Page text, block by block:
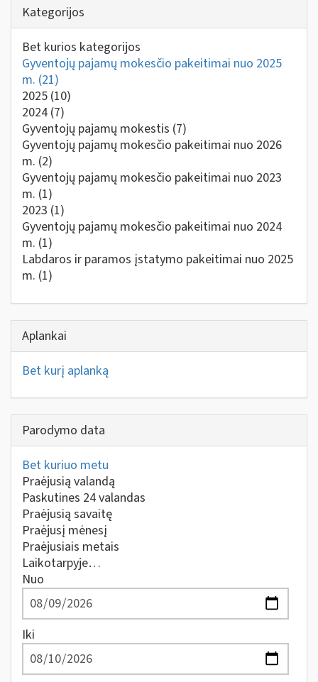
Kategorijos
Bet kurios kategorijos
Gyventojų pajamų mokesčio pakeitimai nuo 2025
m. (21)
2025 (10)
2024 (7)
Gyventojų pajamų mokestis (7)
Gyventojų pajamų mokesčio pakeitimai nuo 2026
m. (2)
Gyventojų pajamų mokesčio pakeitimai nuo 2023
m. (1)
2023 (1)
Gyventojų pajamų mokesčio pakeitimai nuo 2024
m. (1)
Labdaros ir paramos įstatymo pakeitimai nuo 2025
m. (1)
Aplankai
Bet kurį aplanką
Parodymo data
Bet kuriuo metu
Praėjusią valandą
Paskutines 24 valandas
Praėjusią savaitę
Praėjusį mėnesį
Praėjusiais metais
Laikotarpyje…
Nuo
Iki